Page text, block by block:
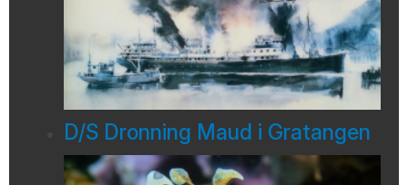
D/S Dronning Maud i Gratangen